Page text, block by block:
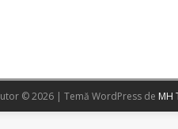
© 2026 | Temă WordPress de MH